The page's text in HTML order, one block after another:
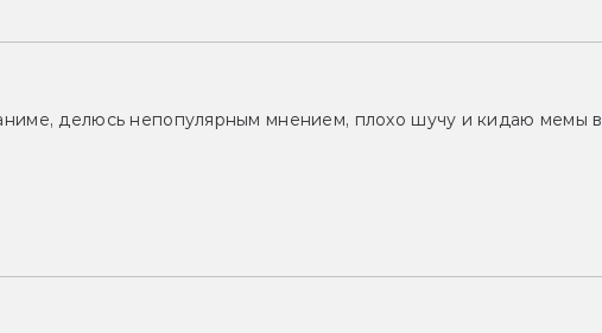
делюсь непопулярным мнением, плохо шучу и кидаю мемы в